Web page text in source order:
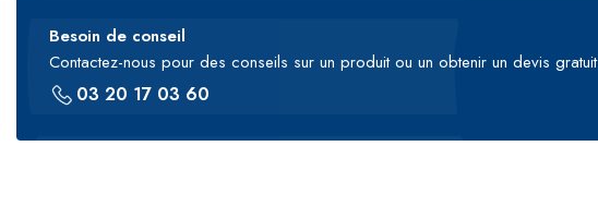
Besoin de conseil
Contactez-nous pour des conseils sur un produit ou un obtenir un devis gratuit
03 20 17 03 60